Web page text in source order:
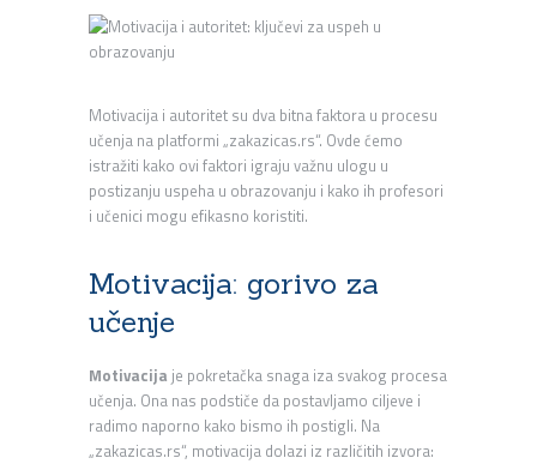
KONTAKT
Motivacija i autoritet su dva bitna faktora u procesu
učenja na platformi „zakazicas.rs“. Ovde ćemo
istražiti kako ovi faktori igraju važnu ulogu u
postizanju uspeha u obrazovanju i kako ih profesori
i učenici mogu efikasno koristiti.
Motivacija: gorivo za
učenje
Motivacija je pokretačka snaga iza svakog procesa
učenja. Ona nas podstiče da postavljamo ciljeve i
radimo naporno kako bismo ih postigli. Na
„zakazicas.rs“, motivacija dolazi iz različitih izvora: